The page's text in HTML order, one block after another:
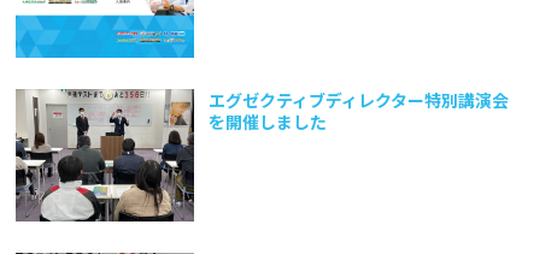
エグゼクティブディレクター特別講演会
を開催しました